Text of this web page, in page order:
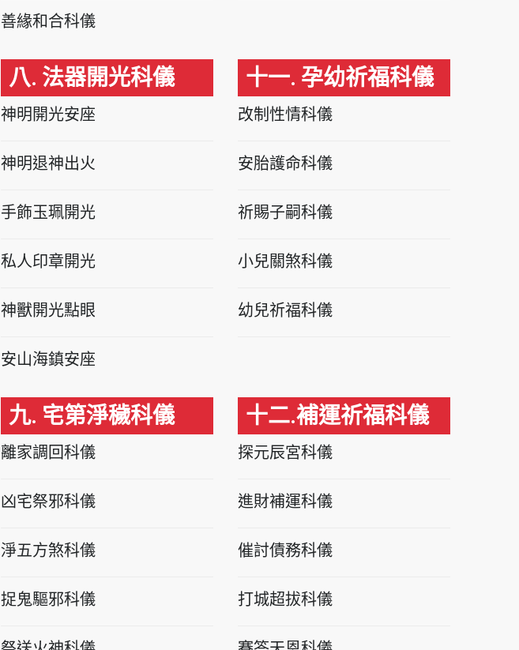
善緣和合科儀
八. 法器開光科儀
神明開光安座
神明退神出火
手飾玉珮開光
私人印章開光
神獸開光點眼
安山海鎮安座
九. 宅第淨穢科儀
離家調回科儀
凶宅祭邪科儀
淨五方煞科儀
捉鬼驅邪科儀
十一. 孕幼祈福科儀
改制性情科儀
安胎護命科儀
祈賜子嗣科儀
小兒關煞科儀
幼兒祈福科儀
十二.補運祈福科儀
探元辰宮科儀
進財補運科儀
催討債務科儀
打城超拔科儀